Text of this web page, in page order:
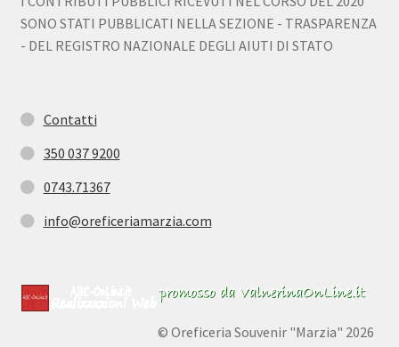
SONO STATI PUBBLICATI NELLA SEZIONE - TRASPARENZA
- DEL REGISTRO NAZIONALE DEGLI AIUTI DI STATO
Contatti
350 037 9200
0743.71367
info@oreficeriamarzia.com
© Oreficeria Souvenir "Marzia" 2026